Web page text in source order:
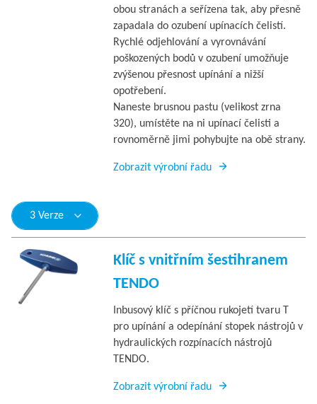
obou stranách a seřízena tak, aby přesně
zapadala do ozubení upínacích čelistí.
Rychlé odjehlování a vyrovnávání
poškozených bodů v ozubení umožňuje
zvýšenou přesnost upínání a nižší
opotřebení.
Naneste brusnou pastu (velikost zrna
320), umístěte na ni upínací čelisti a
rovnoměrně jimi pohybujte na obě strany.
Zobrazit výrobní řadu
3 Verze
Klíč s vnitřním šestihranem
TENDO
Inbusový klíč s příčnou rukojetí tvaru T
pro upínání a odepínání stopek nástrojů v
hydraulických rozpínacích nástrojů
TENDO.
Zobrazit výrobní řadu